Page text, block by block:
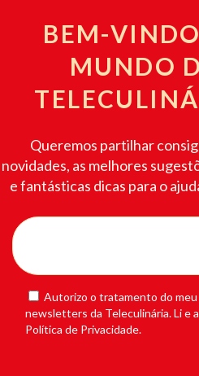
BEM-
MUNDO
Queremos partilhar
novidades, as melhores
e fantásticas dicas para o
Autorizo o tratamento do
newsletters da Teleculinária. Li e
Política de Privacidade.